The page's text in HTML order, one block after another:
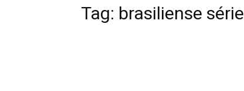
Tag: brasiliense